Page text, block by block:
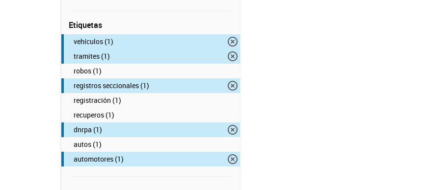
Etiquetas
vehículos (1)
tramites (1)
robos (1)
registros seccionales (1)
registración (1)
recuperos (1)
dnrpa (1)
autos (1)
automotores (1)